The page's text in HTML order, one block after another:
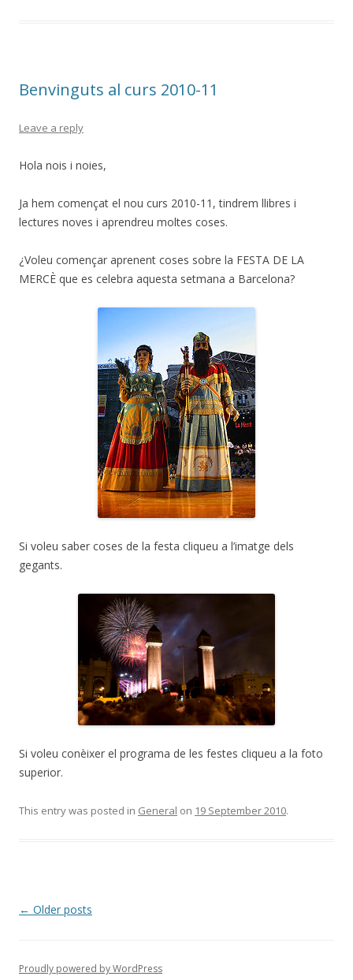
Benvinguts al curs 2010-11
Leave a reply
Hola nois i noies,
Ja hem començat el nou curs 2010-11, tindrem llibres i
lectures noves i aprendreu moltes coses.
¿Voleu començar aprenent coses sobre la FESTA DE LA
MERCÈ que es celebra aquesta setmana a Barcelona?
Si voleu saber coses de la festa cliqueu a l’imatge dels
gegants.
Si voleu conèixer el programa de les festes cliqueu a la foto
superior.
This entry was posted in General on 19 September 2010.
Post
← Older posts
Proudly powered by WordPress